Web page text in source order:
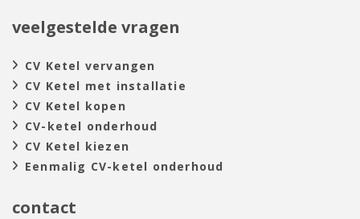
veelgestelde vragen
CV Ketel vervangen
CV Ketel met installatie
CV Ketel kopen
CV-ketel onderhoud
CV Ketel kiezen
Eenmalig CV-ketel onderhoud
contact